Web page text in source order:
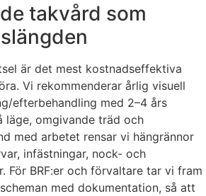
takvård som
är det mest kostnadseffektiva
Vi rekommenderar årlig visuell
efterbehandling med 2–4 års
läge, omgivande träd och
med arbetet rensar vi hängrännor
infästningar, nock- och
För BRF:er och förvaltare tar vi fram
med dokumentation, så att